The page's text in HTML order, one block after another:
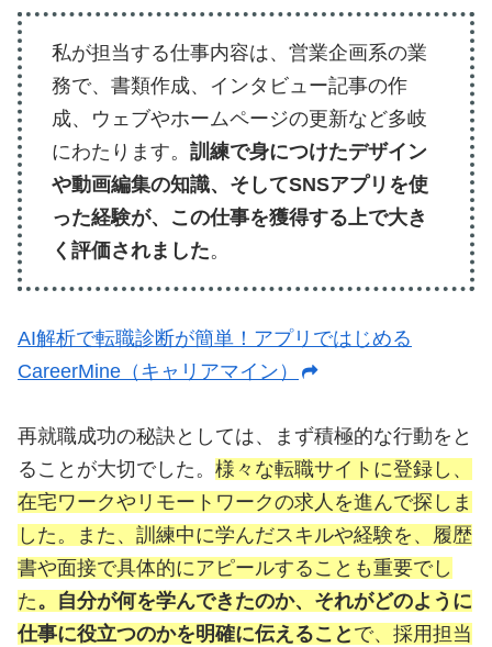
私が担当する仕事内容は、営業企画系の業
務で、書類作成、インタビュー記事の作
成、ウェブやホームページの更新など多岐
にわたります。 訓練で身につけたデザイン
や動画編集の知識、そしてSNSアプリを使
った経験が、この仕事を獲得する上で大き
く評価されました。
AI解析で転職診断が簡単！アプリではじめる
CareerMine（キャリアマイン）
再就職成功の秘訣としては、まず積極的な行動をと
ることが大切でした。 様々な転職サイトに登録し、
在宅ワークやリモートワークの求人を進んで探しま
した。また、訓練中に学んだスキルや経験を、履歴
書や面接で具体的にアピールすることも重要でし
た。自分が何を学んできたのか、それがどのように
仕事に役立つのかを明確に伝えること で、採用担当